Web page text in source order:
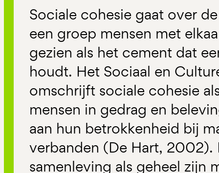
Sociale cohesie gaat over
een groep mensen met
gezien als het cement dat
houdt. Het Sociaal en
omschrijft sociale cohesie
mensen in gedrag en
aan hun betrokkenheid bij
verbanden (De Hart, 2002).
samenleving als geheel zijn